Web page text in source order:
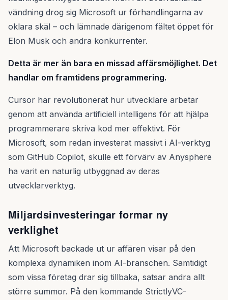
vändning drog sig Microsoft ur förhandlingarna av
oklara skäl – och lämnade därigenom fältet öppet för
Elon Musk och andra konkurrenter.
Detta är mer än bara en missad affärsmöjlighet. Det
handlar om framtidens programmering.
Cursor har revolutionerat hur utvecklare arbetar
genom att använda artificiell intelligens för att hjälpa
programmerare skriva kod mer effektivt. För
Microsoft, som redan investerat massivt i AI-verktyg
som GitHub Copilot, skulle ett förvärv av Anysphere
ha varit en naturlig utbyggnad av deras
utvecklarverktyg.
Miljardsinvesteringar formar ny
verklighet
Att Microsoft backade ut ur affären visar på den
komplexa dynamiken inom AI-branschen. Samtidigt
som vissa företag drar sig tillbaka, satsar andra allt
större summor. På den kommande StrictlyVC-